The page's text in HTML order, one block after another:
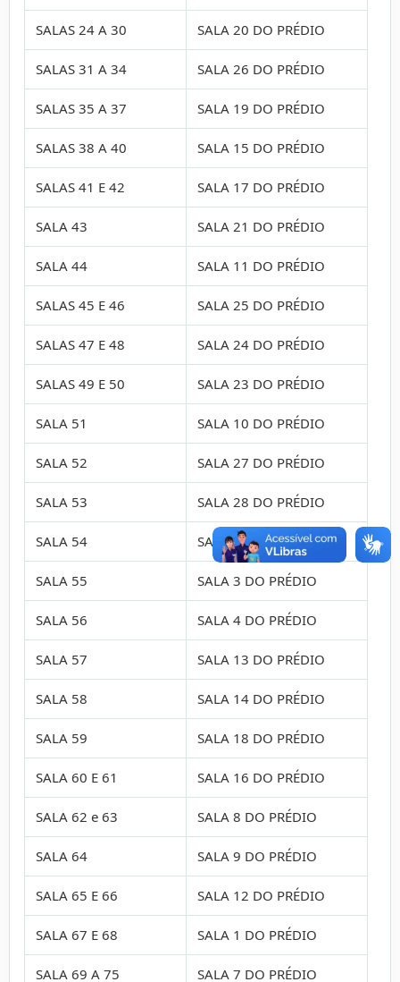
SALAS 24 A 30 SALA 20 DO PRÉDIO
SALAS 31 A 34 SALA 26 DO PRÉDIO
SALAS 35 A 37 SALA 19 DO PRÉDIO
SALAS 38 A 40 SALA 15 DO PRÉDIO
SALAS 41 E 42 SALA 17 DO PRÉDIO
SALA 43 SALA 21 DO PRÉDIO
SALA 44 SALA 11 DO PRÉDIO
SALAS 45 E 46 SALA 25 DO PRÉDIO
SALAS 47 E 48 SALA 24 DO PRÉDIO
SALAS 49 E 50 SALA 23 DO PRÉDIO
SALA 51 SALA 10 DO PRÉDIO
SALA 52 SALA 27 DO PRÉDIO
SALA 53 SALA 28 DO PRÉDIO
SALA 54 SALA 2 DO PRÉDIO
SALA 55 SALA 3 DO PRÉDIO
SALA 56 SALA 4 DO PRÉDIO
SALA 57 SALA 13 DO PRÉDIO
SALA 58 SALA 14 DO PRÉDIO
SALA 59 SALA 18 DO PRÉDIO
SALA 60 E 61 SALA 16 DO PRÉDIO
SALA 62 e 63 SALA 8 DO PRÉDIO
SALA 64 SALA 9 DO PRÉDIO
SALA 65 E 66 SALA 12 DO PRÉDIO
SALA 67 E 68 SALA 1 DO PRÉDIO
SALA 69 A 75 SALA 7 DO PRÉDIO